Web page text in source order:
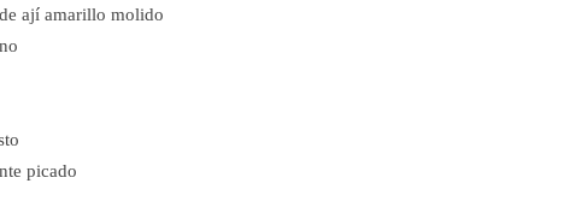
ají amarillo molido
picado